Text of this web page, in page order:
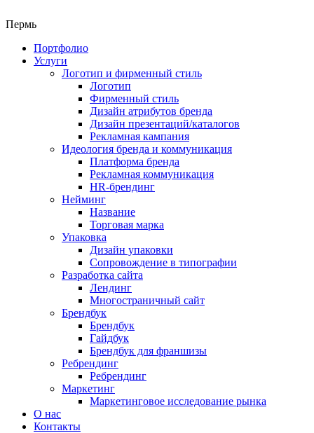
Пермь
Портфолио
Услуги
Логотип и фирменный стиль
Логотип
Фирменный стиль
Дизайн атрибутов бренда
Дизайн презентаций/каталогов
Рекламная кампания
Идеология бренда и коммуникация
Платформа бренда
Рекламная коммуникация
HR-брендинг
Нейминг
Название
Торговая марка
Упаковка
Дизайн упаковки
Сопровождение в типографии
Разработка сайта
Лендинг
Многостраничный сайт
Брендбук
Брендбук
Гайдбук
Брендбук для франшизы
Ребрендинг
Ребрендинг
Маркетинг
Маркетинговое исследование рынка
О нас
Контакты